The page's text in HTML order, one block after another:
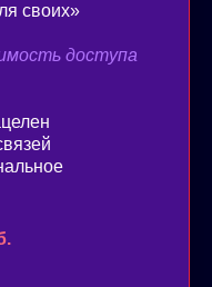
своих»
доступа